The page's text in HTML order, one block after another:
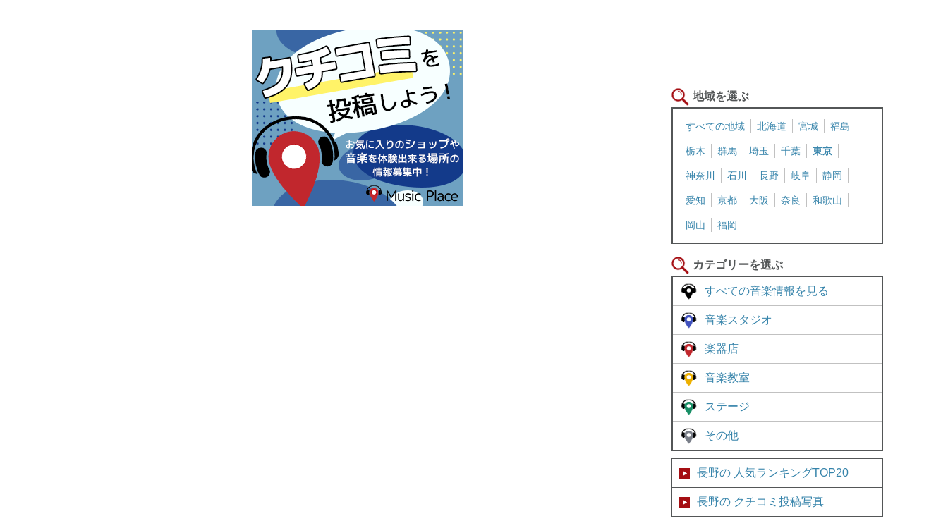
地域を選ぶ
すべての地域 北海道 宮城 福島
栃木 群馬 埼玉 千葉 東京
神奈川 石川 長野 岐阜 静岡
愛知 京都 大阪 奈良 和歌山
岡山 福岡
カテゴリーを選ぶ
すべての音楽情報を見る
音楽スタジオ
楽器店
音楽教室
ステージ
その他
長野の 人気ランキングTOP20
長野の クチコミ投稿写真